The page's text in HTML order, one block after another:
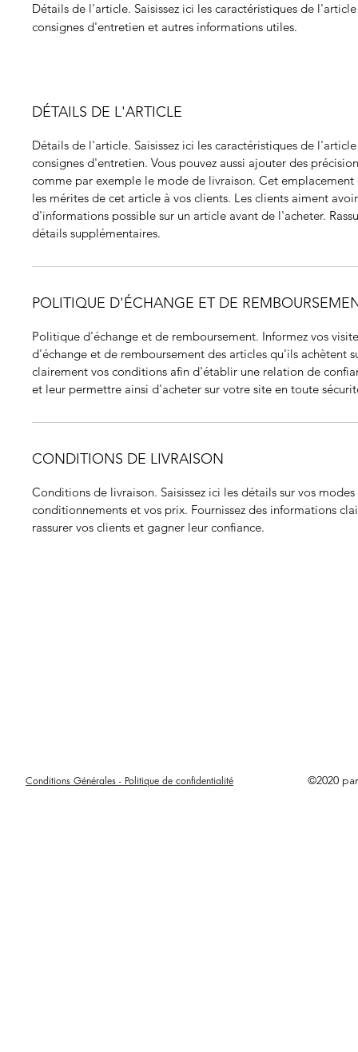
Détails de l'article. Saisissez ici les caractéristiques de
consignes d'entretien et autres informations utiles.
DÉTAILS DE L'ARTICLE
Détails de l'article. Saisissez ici les caractéristiques de
consignes d'entretien. Vous pouvez aussi ajouter des
comme par exemple le mode de livraison. Cet
les mérites de cet article à vos clients. Les clients aiment
d'informations possible sur un article avant de l'acheter.
détails supplémentaires.
POLITIQUE D'ÉCHANGE ET DE
Politique d'échange et de remboursement. Informez vos
d'échange et de remboursement des articles qu'ils achètent
clairement vos conditions afin d'établir une relation de
et leur permettre ainsi d'acheter sur votre site en toute
CONDITIONS DE LIVRAISON
Conditions de livraison. Saisissez ici les détails sur vos
conditionnements et vos prix. Fournissez des informations
rassurer vos clients et gagner leur confiance.
Conditions Générales - Politique de confidentialité ©2020